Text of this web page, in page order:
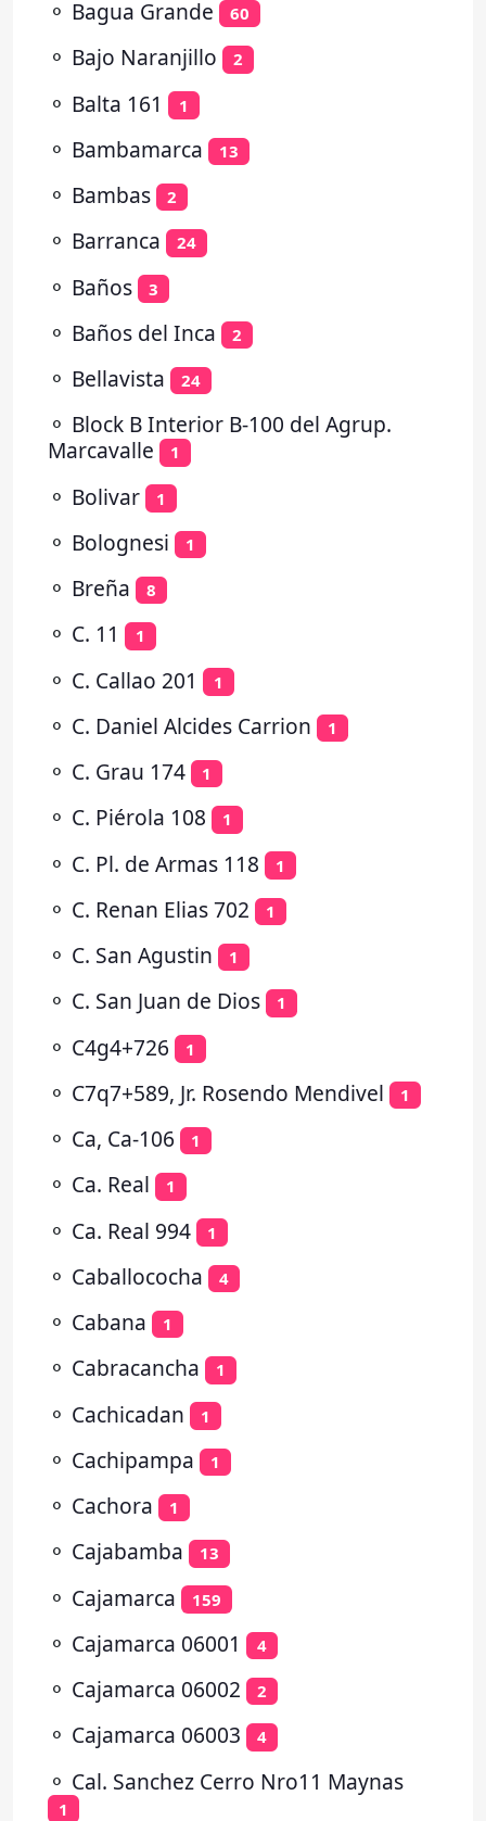
⚬ Bagua Grande 60
⚬ Bajo Naranjillo 2
⚬ Balta 161 1
⚬ Bambamarca 13
⚬ Bambas 2
⚬ Barranca 24
⚬ Baños 3
⚬ Baños del Inca 2
⚬ Bellavista 24
⚬ Block B Interior B-100 del Agrup.
Marcavalle
1
⚬ Bolivar 1
⚬ Bolognesi 1
⚬ Breña 8
⚬ C. 11 1
⚬ C. Callao 201 1
⚬ C. Daniel Alcides Carrion 1
⚬ C. Grau 174 1
⚬ C. Piérola 108 1
⚬ C. Pl. de Armas 118 1
⚬ C. Renan Elias 702 1
⚬ C. San Agustin 1
⚬ C. San Juan de Dios 1
⚬ C4g4+726 1
⚬ C7q7+589, Jr. Rosendo Mendivel 1
⚬ Ca, Ca-106 1
⚬ Ca. Real 1
⚬ Ca. Real 994 1
⚬ Caballococha 4
⚬ Cabana 1
⚬ Cabracancha 1
⚬ Cachicadan 1
⚬ Cachipampa 1
⚬ Cachora 1
⚬ Cajabamba 13
⚬ Cajamarca 159
⚬ Cajamarca 06001 4
⚬ Cajamarca 06002 2
⚬ Cajamarca 06003 4
⚬ Cal. Sanchez Cerro Nro11 Maynas
1